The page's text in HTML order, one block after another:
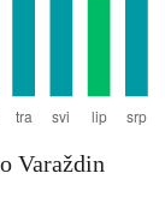
Varaždin